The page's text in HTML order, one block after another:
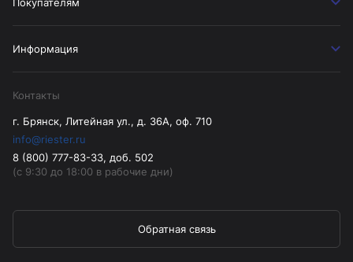
Информация
Контакты
г. Брянск, Литейная ул., д. 36А, оф. 710
info@riester.ru
8 (800) 777-83-33, доб. 502
(с 9:30 до 18:00 в рабочие дни)
Обратная связь